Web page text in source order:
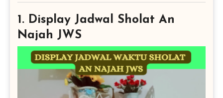
1. Display Jadwal Sholat An
Najah JWS